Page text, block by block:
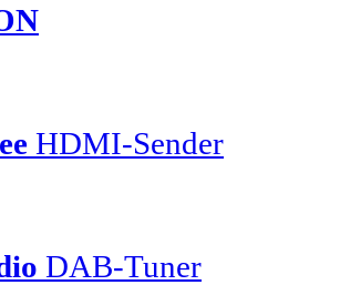
HDMI-Sender
DAB-Tuner